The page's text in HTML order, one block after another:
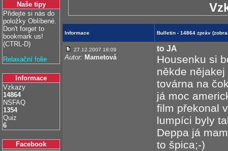
Naše tipy
Přidejte si nás do
položky Oblíbené.
Don't forget to
bookmark us!
(CTRL-D)
Relaxační folie
Informace
Vzkazy
14864
NSFAQ
1354
Quiz
6
Facebook
Informace Bulletin - 14864 zpráv
27.12.2007 18:09
Autor: Mametová
to JA
Housenku si
někde
továrna na
já moc
film překonal
lumpíci byly
Deppa já
to špica;-)